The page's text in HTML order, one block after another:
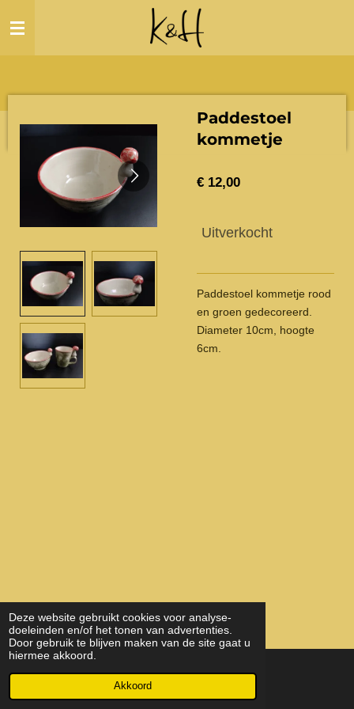
Deze website gebruikt cookies voor analyse-
doeleinden en/of het tonen van advertenties.
Door gebruik te blijven maken van de site gaat u
hiermee akkoord.
Akkoord
direct
Paddestoel
kommetje
€ 12,00
Uitverkocht
Paddestoel kommetje rood
en groen gedecoreerd.
Diameter 10cm, hoogte
6cm.
JouwWeb